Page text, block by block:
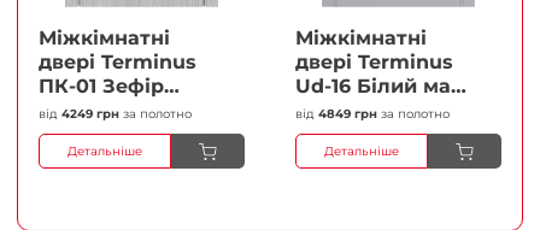
Міжкімнатні
двері Terminus
ПК-01 Зефір
Глухі Плівка
від 4249 грн за полотно
Детальніше
Міжкімнатні
двері Terminus
Ud-16 Білий мат
(Термінус) Сатин
білий Плівка
від 4849 грн за полотно
Детальніше